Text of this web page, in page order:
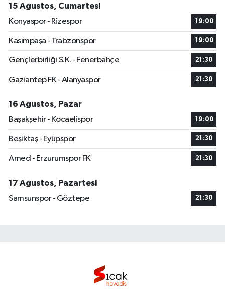
15 Ağustos, Cumartesi
Konyaspor - Rizespor
19:00
Kasımpaşa - Trabzonspor 19:00
Gençlerbirliği S.K. - Fenerbahçe 21:30
Gaziantep FK - Alanyaspor 21:30
16 Ağustos, Pazar
Başakşehir - Kocaelispor
19:00
Beşiktaş - Eyüpspor 21:30
Amed - Erzurumspor FK 21:30
17 Ağustos, Pazartesi
Samsunspor - Göztepe
21:30